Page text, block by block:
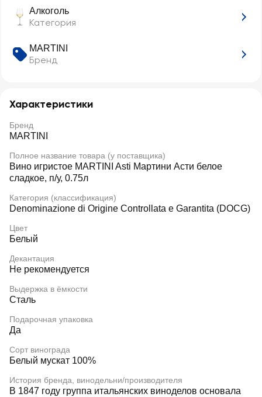
Алкоголь
Категория
MARTINI
Бренд
Характеристики
Бренд
MARTINI
Полное название товара (у поставщика)
Вино игристое MARTINI Asti Мартини Асти белое
сладкое, п/у, 0.75л
Категория (классификация)
Denominazione di Origine Controllata e Garantita (DOCG)
Цвет
Белый
Декантация
Не рекомендуется
Выдержка в ёмкости
Сталь
Подарочная упаковка
Да
Сорт винограда
Белый мускат 100%
История бренда, винодельни/производителя
В 1847 году группа итальянских виноделов основала